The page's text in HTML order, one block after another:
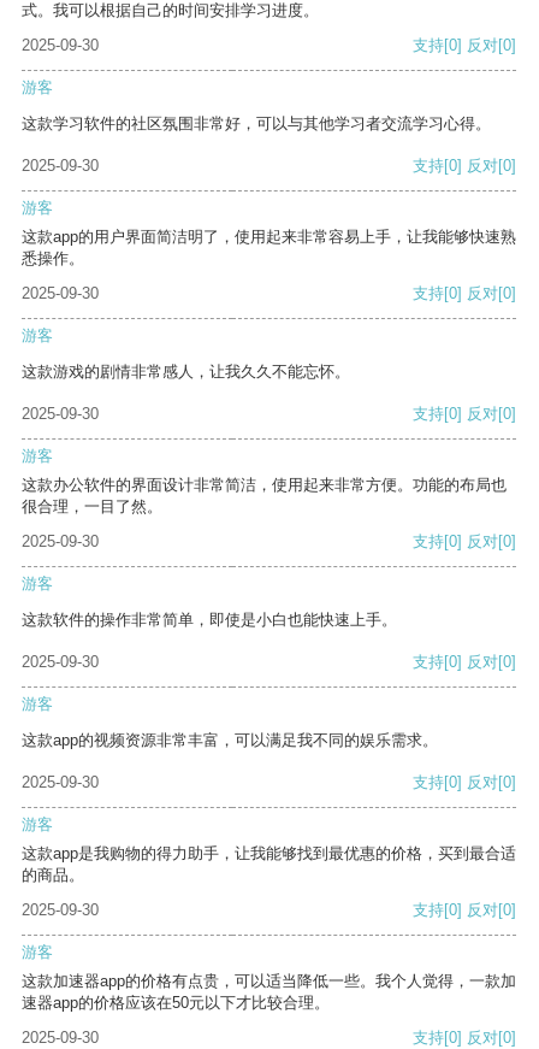
式。我可以根据自己的时间安排学习进度。
2025-09-30
支持[0] 反对[0]
游客
这款学习软件的社区氛围非常好，可以与其他学习者交流学习心得。
2025-09-30 支持[0] 反对[0]
游客
这款app的用户界面简洁明了，使用起来非常容易上手，让我能够快速熟
悉操作。
2025-09-30
支持[0] 反对[0]
游客
这款游戏的剧情非常感人，让我久久不能忘怀。
2025-09-30 支持[0] 反对[0]
游客
这款办公软件的界面设计非常简洁，使用起来非常方便。功能的布局也
很合理，一目了然。
2025-09-30
支持[0] 反对[0]
游客
这款软件的操作非常简单，即使是小白也能快速上手。
2025-09-30 支持[0] 反对[0]
游客
这款app的视频资源非常丰富，可以满足我不同的娱乐需求。
2025-09-30 支持[0] 反对[0]
游客
这款app是我购物的得力助手，让我能够找到最优惠的价格，买到最合适
的商品。
2025-09-30
支持[0] 反对[0]
游客
这款加速器app的价格有点贵，可以适当降低一些。我个人觉得，一款加
速器app的价格应该在50元以下才比较合理。
2025-09-30
支持[0] 反对[0]